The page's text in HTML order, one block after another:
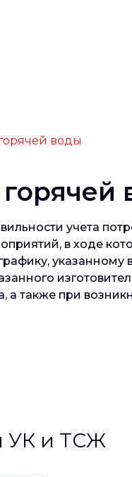
воды
учета
в ходе
указанному
также при
УК и ТСЖ